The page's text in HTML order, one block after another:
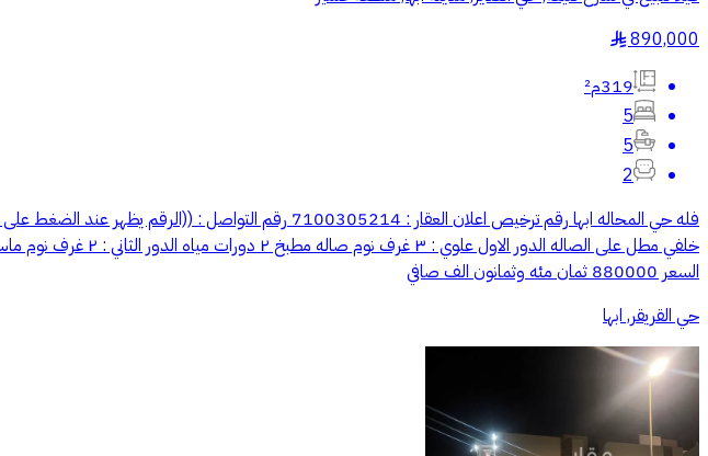
890,000
§
319م²
5
5
2
السعر 880000 ثمان مئه وثمانون الف صافي
حي القريقر, ابها